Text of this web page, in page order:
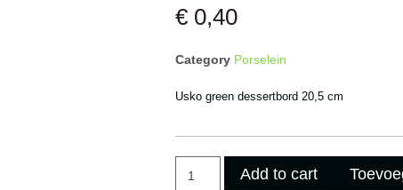
€ 0,40
Category Porselein
Usko green dessertbord 20,5 cm
Add to cart